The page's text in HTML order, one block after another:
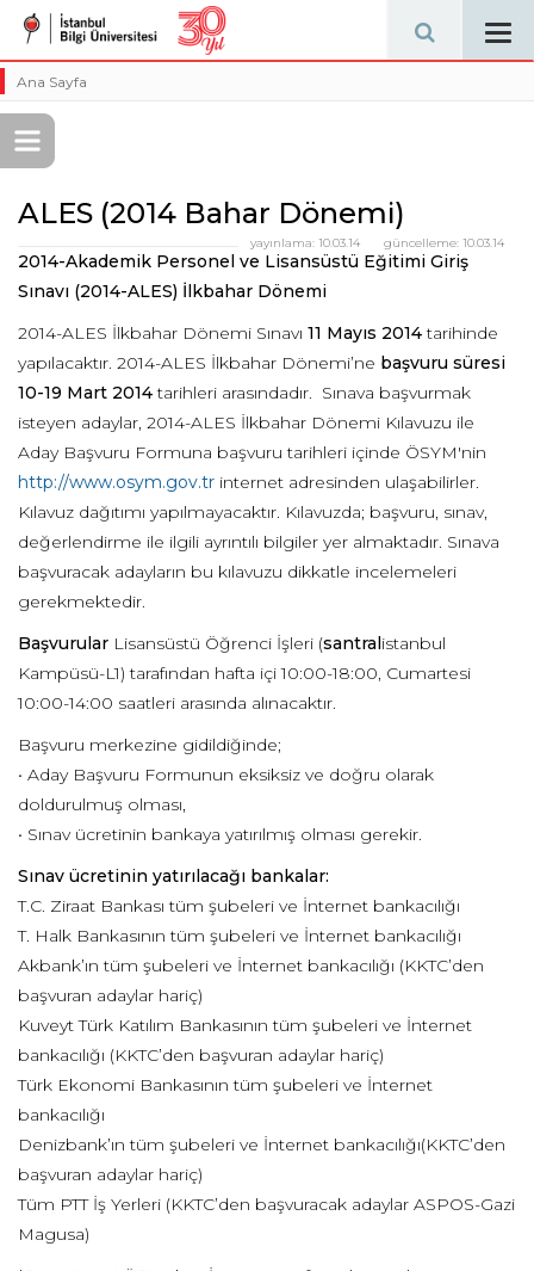
Ana Sayfa
ALES (2014 Bahar Dönemi)
güncelleme: 10.03.14
yayınlama: 10.03.14
2014-Akademik Personel ve Lisansüstü Eğitimi Giriş
Sınavı (2014-ALES) İlkbahar Dönemi
2014-ALES İlkbahar Dönemi Sınavı 11 Mayıs 2014tarihinde
yapılacaktır. 2014-ALES İlkbahar Dönemi’ne başvuru süresi
10-19 Mart 2014tarihleri arasındadır. Sınava başvurmak
isteyen adaylar, 2014-ALES İlkbahar Dönemi Kılavuzu ile
Aday Başvuru Formuna başvuru tarihleri içinde ÖSYM'nin
http://www.osym.gov.tr internet adresinden ulaşabilirler.
Kılavuz dağıtımı yapılmayacaktır. Kılavuzda; başvuru, sınav,
değerlendirme ile ilgili ayrıntılı bilgiler yer almaktadır. Sınava
başvuracak adayların bu kılavuzu dikkatle incelemeleri
gerekmektedir.
Başvurular Lisansüstü Öğrenci İşleri (santralistanbul
Kampüsü-L1) tarafından hafta içi 10:00-18:00, Cumartesi
10:00-14:00 saatleri arasında alınacaktır.
Başvuru merkezine gidildiğinde;
• Aday Başvuru Formunun eksiksiz ve doğru olarak
doldurulmuş olması,
• Sınav ücretinin bankaya yatırılmış olması gerekir.
Sınav ücretinin yatırılacağı bankalar:
T.C. Ziraat Bankası tüm şubeleri ve İnternet bankacılığı
T. Halk Bankasının tüm şubeleri ve İnternet bankacılığı
Akbank’ın tüm şubeleri ve İnternet bankacılığı (KKTC’den
başvuran adaylar hariç)
Kuveyt Türk Katılım Bankasının tüm şubeleri ve İnternet
bankacılığı (KKTC’den başvuran adaylar hariç)
Türk Ekonomi Bankasının tüm şubeleri ve İnternet
bankacılığı
Denizbank’ın tüm şubeleri ve İnternet bankacılığı(KKTC’den
başvuran adaylar hariç)
Tüm PTT İş Yerleri (KKTC’den başvuracak adaylar ASPOS-Gazi
Magusa)